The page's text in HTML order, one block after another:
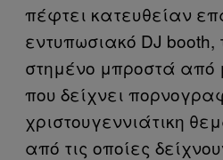
πέφτει κατευθείαν
εντυπωσιακό DJ booth,
στημένο μπροστά από
που δείχνει
χριστουγεννιάτικη
από τις οποίες